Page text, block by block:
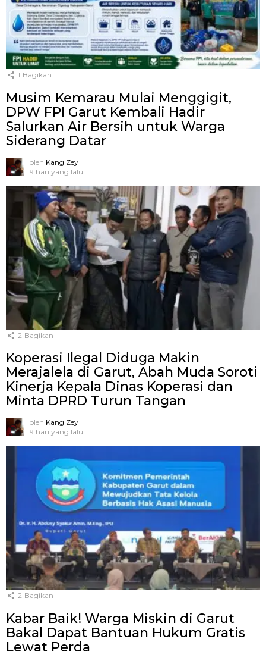
1 Bagikan
Musim Kemarau Mulai Menggigit,
DPW FPI Garut Kembali Hadir
Salurkan Air Bersih untuk Warga
Siderang Datar
oleh Kang Zey
9 hari yang lalu
2 Bagikan
Koperasi Ilegal Diduga Makin
Merajalela di Garut, Abah Muda Soroti
Kinerja Kepala Dinas Koperasi dan
Minta DPRD Turun Tangan
oleh Kang Zey
9 hari yang lalu
2 Bagikan
Kabar Baik! Warga Miskin di Garut
Bakal Dapat Bantuan Hukum Gratis
Lewat Perda